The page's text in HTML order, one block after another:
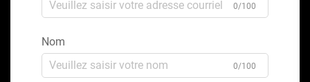
0/100
Nom
0/100